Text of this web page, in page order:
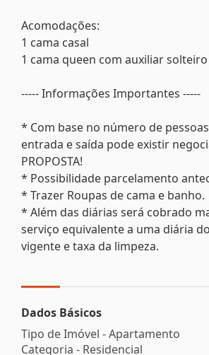
Acomodações:
1 cama casal
1 cama queen com auxiliar solteiro
----- Informações Importantes -----
* Com base no número de
entrada e saída pode existir
PROPOSTA!
* Possibilidade parcelamento
* Trazer Roupas de cama e banho.
* Além das diárias será cobrado
serviço equivalente a uma diária
vigente e taxa da limpeza.
Dados Básicos
Tipo de Imóvel - Apartamento
Categoria - Residencial